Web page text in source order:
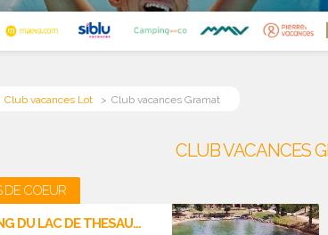
Club vacances Lot Club vacances Gramat
CLUB VACANCES
DE COEUR
CAMPING DU LAC DE THESAUQUE